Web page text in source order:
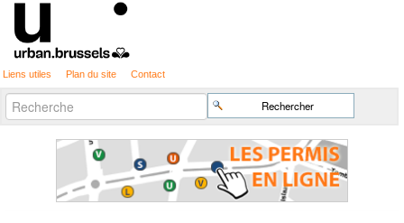
Liens utiles Plan du site Contact
Chercher par
Recherche
avancée…